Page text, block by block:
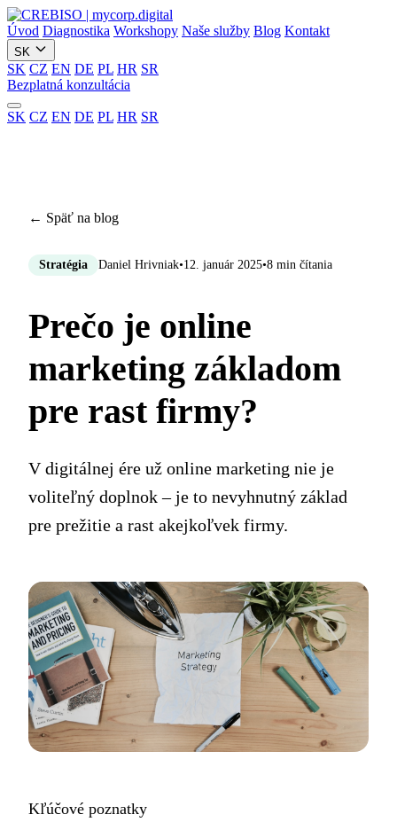
Úvod Diagnostika Workshopy Naše služby Blog Kontakt
SK
SK CZ EN DE PL HR SR
Bezplatná konzultácia
SK CZ EN DE PL HR SR
← Späť na blog
Stratégia Daniel Hrivniak•12. január 2025•8 min čítania
Prečo je online
marketing základom
pre rast firmy?
V digitálnej ére už online marketing nie je
voliteľný doplnok – je to nevyhnutný základ
pre prežitie a rast akejkoľvek firmy.
Kľúčové poznatky